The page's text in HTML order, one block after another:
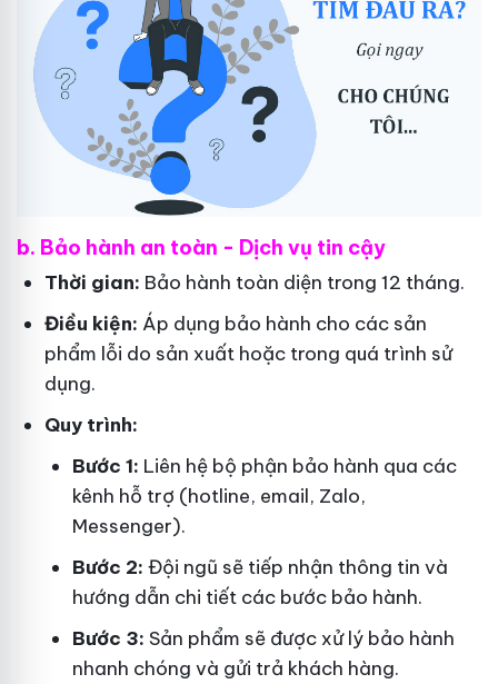
b. Bảo hành an toàn - Dịch vụ tin cậy
Thời gian: Bảo hành toàn diện trong 12 tháng.
Điều kiện: Áp dụng bảo hành cho các sản
phẩm lỗi do sản xuất hoặc trong quá trình sử
dụng.
Quy trình:
Bước 1: Liên hệ bộ phận bảo hành qua các
kênh hỗ trợ (hotline, email, Zalo,
Messenger).
Bước 2: Đội ngũ sẽ tiếp nhận thông tin và
hướng dẫn chi tiết các bước bảo hành.
Bước 3: Sản phẩm sẽ được xử lý bảo hành
nhanh chóng và gửi trả khách hàng.